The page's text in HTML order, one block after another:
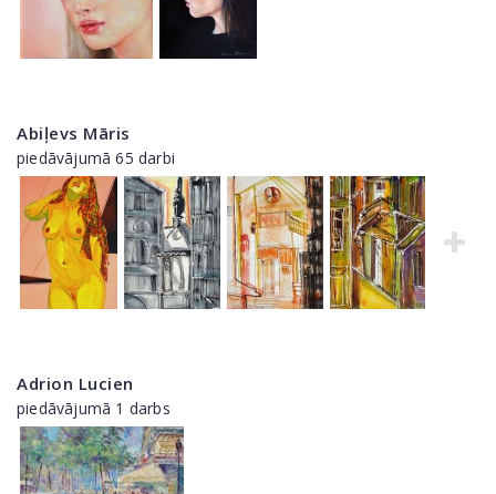
Abiļevs Māris
piedāvājumā 65 darbi
Adrion Lucien
piedāvājumā 1 darbs